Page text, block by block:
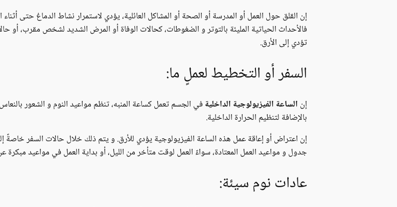
إن القلق حول العمل أو المدرسة أو الصحة أو المشاكل العائلية، يؤدي لاستمرار نشاط الدماغ حتى
فالأحداث الحياتية المليئة بالتوتر و الضغوطات، كحالات الوفاة أو المرض الشديد لشخص مقرب، أو
تؤدي إلى الأرق.
السفر أو التخطيط لعملٍ ما:
إن الساعة الفيزيولوجية الداخليةفي الجسم تعمل كساعة المنبه، تنظم مواعيد النوم و الشعور
بالإضافة لتنظيم الحرارة الداخلية.
إن اعتراض أو إعاقة عمل هذه الساعة الفيزيولوجية يؤدي للأرق. و يتم ذلك خلال حالات السفر خاصةً
جدول و مواعيد العمل المعتادة، سواءً العمل لوقت متأخر من الليل، أو بداية العمل في مواعيد مبكرة
عادات نوم سيئة: